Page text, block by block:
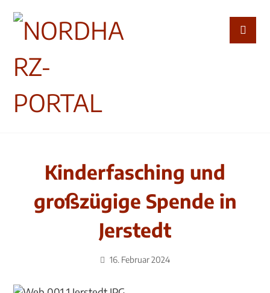
Kinderfasching und
großzügige Spende in
Jerstedt
16. Februar 2024